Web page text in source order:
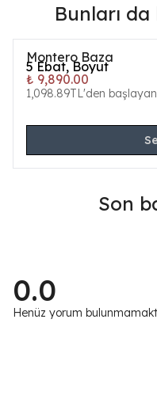
Bunları
Montero Baza
5 Ebat, Boyut
₺ 9,890.00
1,098.89TL'den
Son
0.0
Henüz yorum